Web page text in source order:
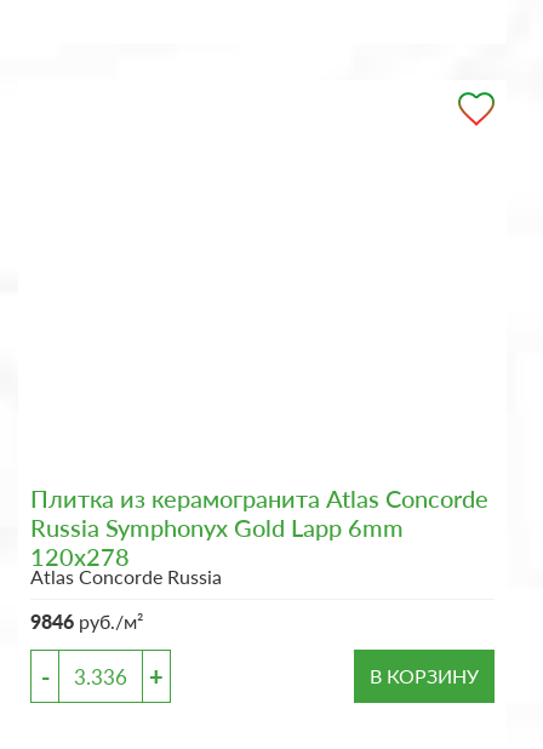
Плитка из керамогранита Atlas Concorde
Russia Symphonyx Gold Lapp 6mm
120x278
Atlas Concorde Russia
9846 руб./м²
- + В КОРЗИНУ